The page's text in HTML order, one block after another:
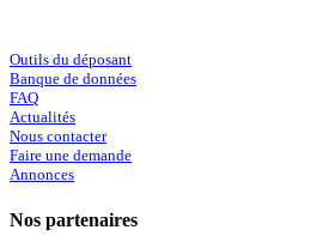
Outils du déposant
Banque de données
FAQ
Actualités
Nous contacter
Faire une demande
Annonces
Nos partenaires